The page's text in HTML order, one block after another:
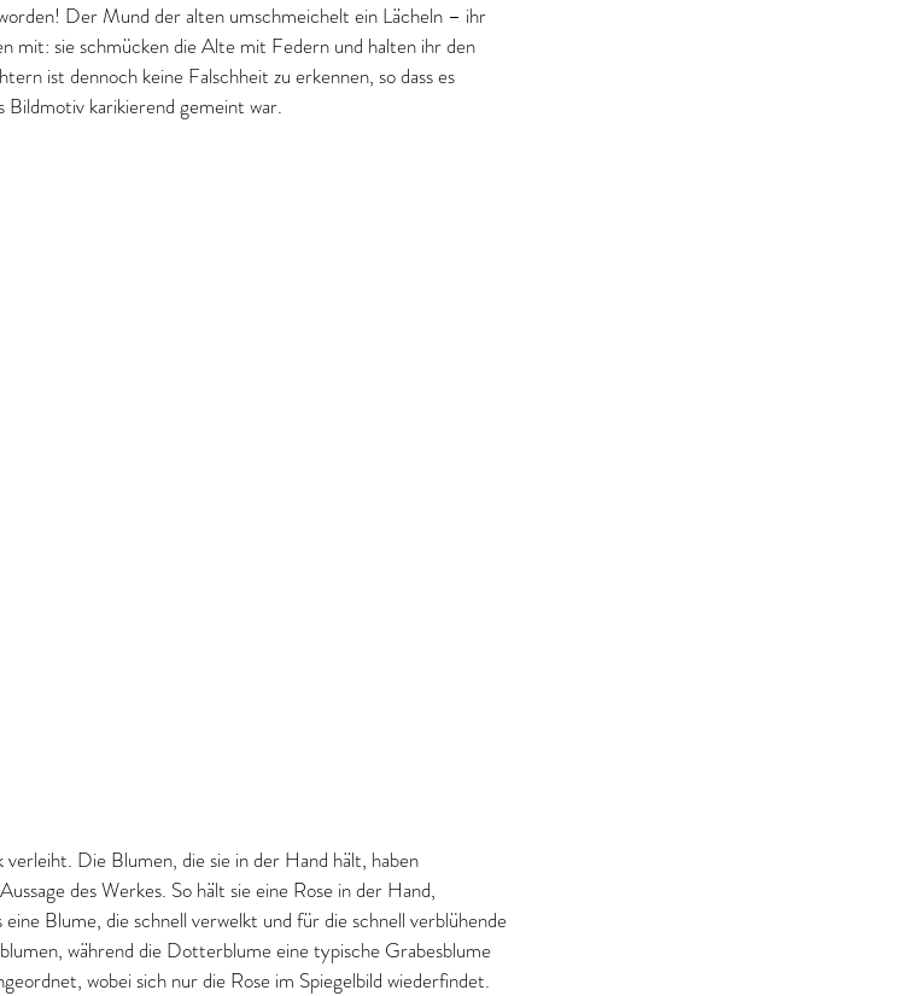
Der Mund der alten umschmeichelt ein Lächeln – ihr
mit: sie schmücken die Alte mit Federn und halten ihr den
ist dennoch keine Falschheit zu erkennen, so dass es
Bildmotiv karikierend gemeint war.
Die Blumen, die sie in der Hand hält, haben
des Werkes. So hält sie eine Rose in der Hand,
Blume, die schnell verwelkt und für die schnell verblühende
während die Dotterblume eine typische Grabesblume
wobei sich nur die Rose im Spiegelbild wiederfindet.